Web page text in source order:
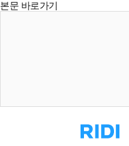
본문 바로가기
리
디